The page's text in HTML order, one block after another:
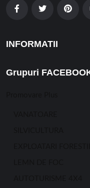
INFORMATII
Grupuri